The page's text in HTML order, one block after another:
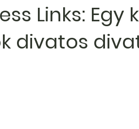
Links:
divatos
az 5-ből.